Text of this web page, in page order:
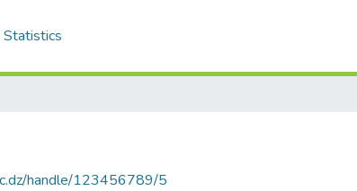
Statistics
handle/123456789/5